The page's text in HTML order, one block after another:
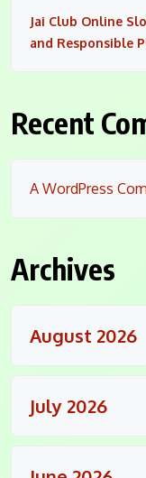
Jai Club Online
and Responsible
Recent
A WordPress
Archives
August 2026
July 2026